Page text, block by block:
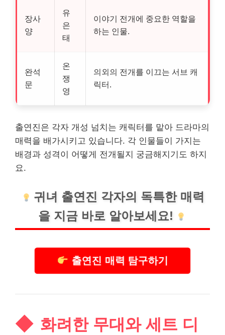
장사
양
유
은
태
이야기 전개에 중요한 역할을
하는 인물.
완석
문
온
쟁
영
의외의 전개를 이끄는 서브 캐
릭터.
출연진은 각자 개성 넘치는 캐릭터를 맡아 드라마의
매력을 배가시키고 있습니다. 각 인물들이 가지는
배경과 성격이 어떻게 전개될지 궁금해지기도 하지
요.
귀녀 출연진 각자의 독특한 매력
을 지금 바로 알아보세요!
출연진 매력 탐구하기
화려한 무대와 세트 디